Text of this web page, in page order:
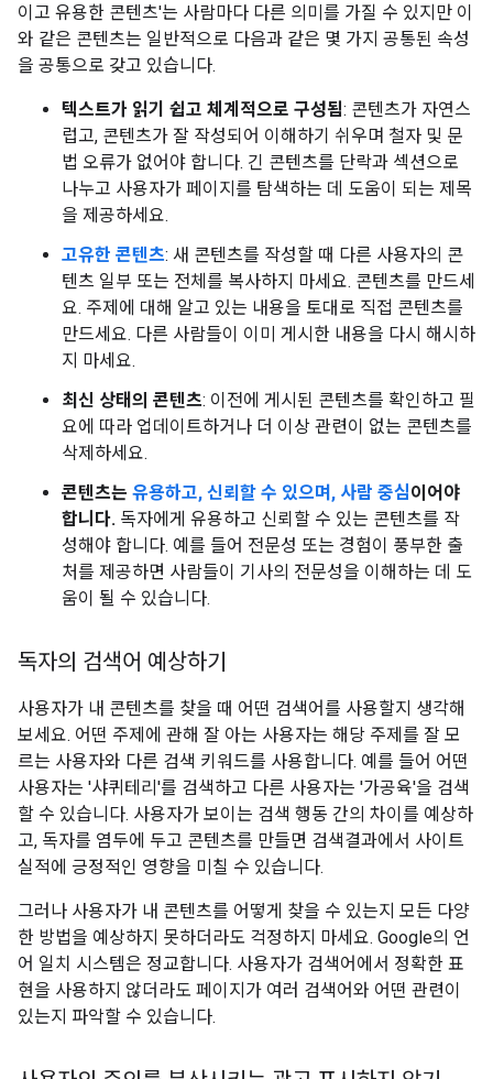
이고 유용한 콘텐츠'는 사람마다 다른 의미를 가질 수 있지만 이
와 같은 콘텐츠는 일반적으로 다음과 같은 몇 가지 공통된 속성
을 공통으로 갖고 있습니다.
텍스트가 읽기 쉽고 체계적으로 구성됨: 콘텐츠가 자연스
럽고, 콘텐츠가 잘 작성되어 이해하기 쉬우며 철자 및 문
법 오류가 없어야 합니다. 긴 콘텐츠를 단락과 섹션으로
나누고 사용자가 페이지를 탐색하는 데 도움이 되는 제목
을 제공하세요.
고유한 콘텐츠: 새 콘텐츠를 작성할 때 다른 사용자의 콘
텐츠 일부 또는 전체를 복사하지 마세요. 콘텐츠를 만드세
요. 주제에 대해 알고 있는 내용을 토대로 직접 콘텐츠를
만드세요. 다른 사람들이 이미 게시한 내용을 다시 해시하
지 마세요.
최신 상태의 콘텐츠: 이전에 게시된 콘텐츠를 확인하고 필
요에 따라 업데이트하거나 더 이상 관련이 없는 콘텐츠를
삭제하세요.
콘텐츠는 유용하고, 신뢰할 수 있으며, 사람 중심이어야
합니다. 독자에게 유용하고 신뢰할 수 있는 콘텐츠를 작
성해야 합니다. 예를 들어 전문성 또는 경험이 풍부한 출
처를 제공하면 사람들이 기사의 전문성을 이해하는 데 도
움이 될 수 있습니다.
독자의 검색어 예상하기
사용자가 내 콘텐츠를 찾을 때 어떤 검색어를 사용할지 생각해
보세요. 어떤 주제에 관해 잘 아는 사용자는 해당 주제를 잘 모
르는 사용자와 다른 검색 키워드를 사용합니다. 예를 들어 어떤
사용자는 '샤퀴테리'를 검색하고 다른 사용자는 '가공육'을 검색
할 수 있습니다. 사용자가 보이는 검색 행동 간의 차이를 예상하
고, 독자를 염두에 두고 콘텐츠를 만들면 검색결과에서 사이트
실적에 긍정적인 영향을 미칠 수 있습니다.
그러나 사용자가 내 콘텐츠를 어떻게 찾을 수 있는지 모든 다양
한 방법을 예상하지 못하더라도 걱정하지 마세요. Google의 언
어 일치 시스템은 정교합니다. 사용자가 검색어에서 정확한 표
현을 사용하지 않더라도 페이지가 여러 검색어와 어떤 관련이
있는지 파악할 수 있습니다.